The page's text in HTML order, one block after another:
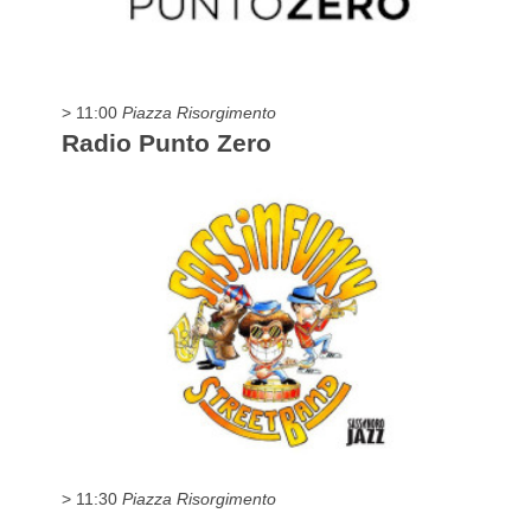
> 11:00 Piazza Risorgimento
Radio Punto Zero
> 11:30 Piazza Risorgimento